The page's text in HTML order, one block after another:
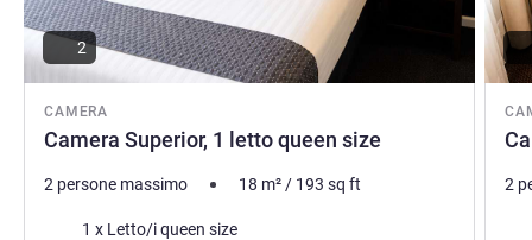
CAMERA
Camera Superior, 1 letto queen size
2
2 persone massimo 18 m²/ 193 sq ft
Biancheria da letto
1 x Letto/i queen size
2